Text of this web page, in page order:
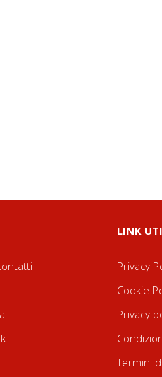
LINK
Privacy
Cookie
Privacy
Termini